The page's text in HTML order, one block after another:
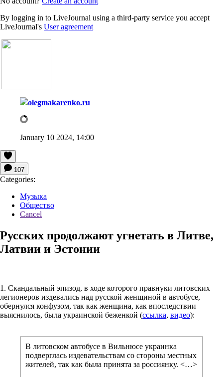
By logging in to LiveJournal using a third-party service you accept
LiveJournal's User agreement
olegmakarenko.ru
January 10 2024, 14:00
107
Categories:
Музыка
Общество
Cancel
Русских продолжают угнетать в Литве,
Латвии и Эстонии
1. Скандальный эпизод, в ходе которого правнуки литовских
легионеров издевались над русской женщиной в автобусе,
обернулся конфузом, так как женщина, как впоследствии
выяснилось, была украинской беженкой (ссылка, видео):
В литовском автобусе в Вильнюсе украинка
подверглась издевательствам со стороны местных
жителей, так как была принята за россиянку. <…>